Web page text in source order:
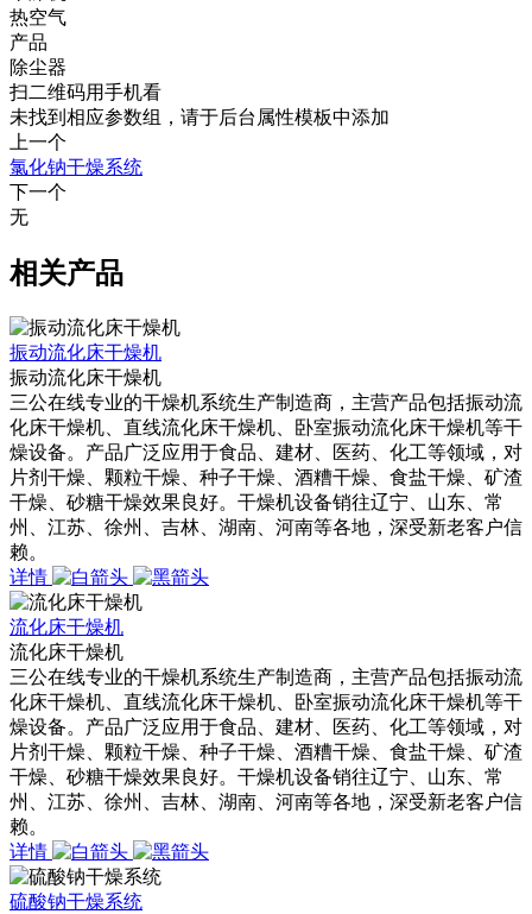
热空气
产品
除尘器
扫二维码用手机看
未找到相应参数组，请于后台属性模板中添加
上一个
氯化钠干燥系统
下一个
无
相关产品
振动流化床干燥机
振动流化床干燥机
三公在线专业的干燥机系统生产制造商，主营产品包括振动流
化床干燥机、直线流化床干燥机、卧室振动流化床干燥机等干
燥设备。产品广泛应用于食品、建材、医药、化工等领域，对
片剂干燥、颗粒干燥、种子干燥、酒糟干燥、食盐干燥、矿渣
干燥、砂糖干燥效果良好。干燥机设备销往辽宁、山东、常
州、江苏、徐州、吉林、湖南、河南等各地，深受新老客户信
赖。
详情
流化床干燥机
流化床干燥机
三公在线专业的干燥机系统生产制造商，主营产品包括振动流
化床干燥机、直线流化床干燥机、卧室振动流化床干燥机等干
燥设备。产品广泛应用于食品、建材、医药、化工等领域，对
片剂干燥、颗粒干燥、种子干燥、酒糟干燥、食盐干燥、矿渣
干燥、砂糖干燥效果良好。干燥机设备销往辽宁、山东、常
州、江苏、徐州、吉林、湖南、河南等各地，深受新老客户信
赖。
详情
硫酸钠干燥系统